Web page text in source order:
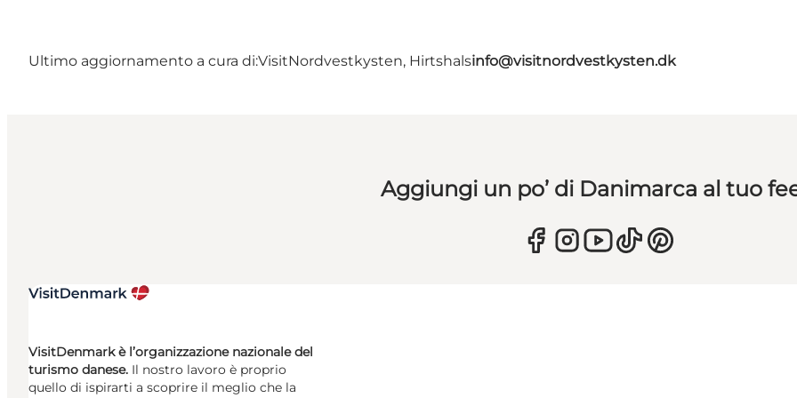
Ultimo aggiornamento a cura di:VisitNordvestkysten, Hirtshalsinfo@visitnordvestkysten.dk
Aggiungi un po’ di Danimarca al tuo
VisitDenmark è l’organizzazione nazionale del
turismo danese. Il nostro lavoro è proprio
quello di ispirarti a scoprire il meglio che la